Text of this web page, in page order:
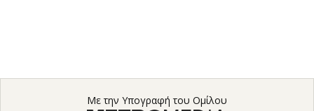
Με την Υπογραφή του Ομίλου